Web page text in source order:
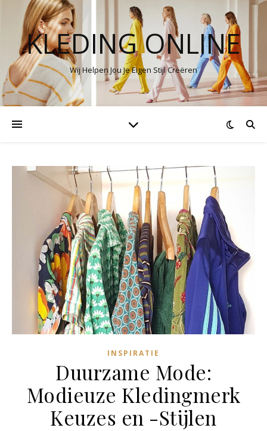
KLEDING ONLINE
Wij Helpen Jou Je Eigen Stijl Creëren
INSPIRATIE
Duurzame Mode:
Modieuze Kledingmerk
Keuzes en -Stijlen